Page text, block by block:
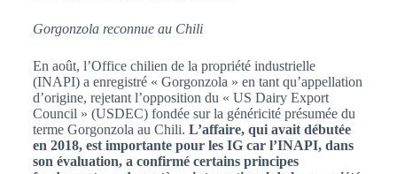
Gorgonzola reconnue au Chili
En août, l’Office chilien de la propriété industrielle
(INAPI) a enregistré « Gorgonzola » en tant qu’appellation
d’origine, rejetant l’opposition du « US Dairy Export
Council » (USDEC) fondée sur la généricité présumée du
terme Gorgonzola au Chili. L’affaire, qui avait débutée
en 2018, est importante pour les IG car l’INAPI, dans
son évaluation, a confirmé certains principes